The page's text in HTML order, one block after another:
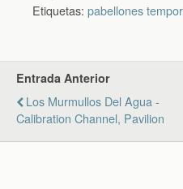
Etiquetas: pabellones
Entrada Anterior
Los Murmullos Del Agua -
Calibration Channel, Pavilion